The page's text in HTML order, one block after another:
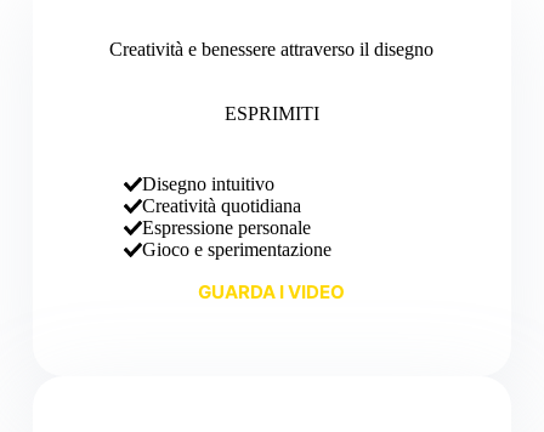
Creatività e benessere attraverso il disegno
ESPRIMITI
Disegno intuitivo
Creatività quotidiana
Espressione personale
Gioco e sperimentazione
GUARDA I VIDEO